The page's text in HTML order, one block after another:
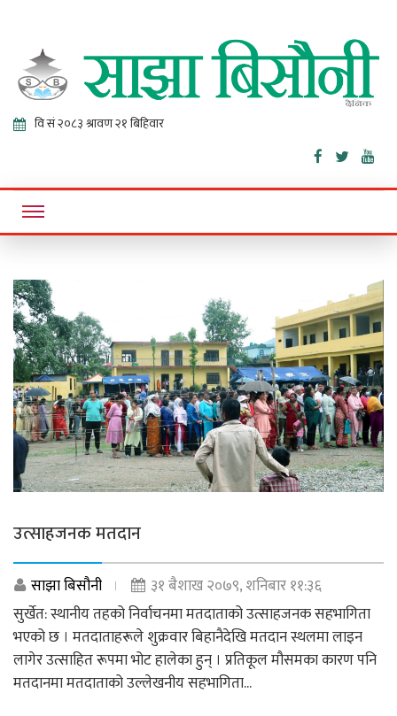
Sajha
Bisaunee
Online News Portal
उत्साहजनक मतदान
साझा बिसौनी
३१ बैशाख २०७९, शनिबार ११:३६
सुर्खेत: स्थानीय तहको निर्वाचनमा मतदाताको उत्साहजनक सहभागिता
भएको छ । मतदाताहरूले शुक्रवार बिहानैदेखि मतदान स्थलमा लाइन
लागेर उत्साहित रूपमा भोट हालेका हुन् । प्रतिकूल मौसमका कारण पनि
मतदानमा मतदाताको उल्लेखनीय सहभागिता...